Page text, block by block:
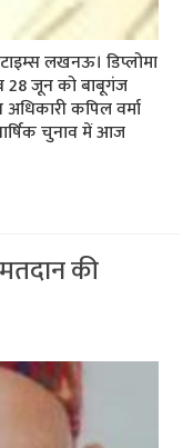
लखनऊ। डिप्लोमा
28 जून को बाबूगंज
कपिल वर्मा
चुनाव में आज
की